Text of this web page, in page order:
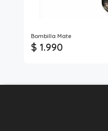
Bombilla Mate
$ 1.990